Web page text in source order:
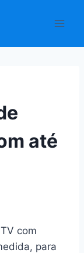
até
com
para